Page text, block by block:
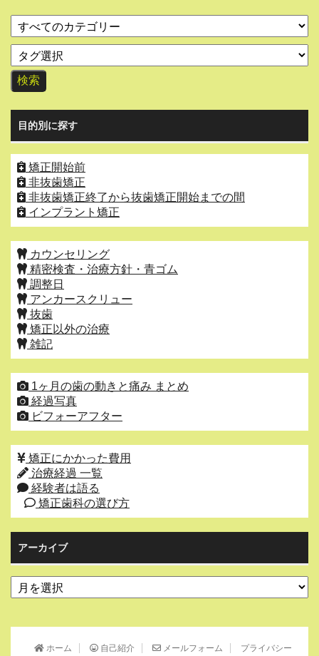
目的別に探す
矯正開始前
非抜歯矯正
非抜歯矯正終了から抜歯矯正開始までの間
インプラント矯正
カウンセリング
精密検査・治療方針・青ゴム
調整日
アンカースクリュー
抜歯
矯正以外の治療
雑記
1ヶ月の歯の動きと痛み まとめ
経過写真
ビフォーアフター
矯正にかかった費用
治療経過 一覧
経験者は語る
矯正歯科の選び方
アーカイブ
ア
ー
イ
ホーム 自己紹介 メールフォーム プライバシー